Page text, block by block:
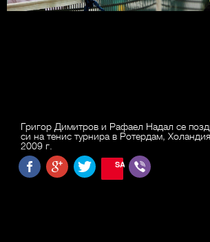
Григор Димитров и Рафаел Надал се
си на тенис турнира в Ротердам,
2009 г.
SAVE